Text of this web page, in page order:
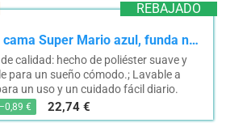
REBAJADO
Juego de cama Super Mario azul, funda nórdica de 140 x 200 cm + funda de almohada, 100% poliéster
calidad: hecho de poliéster suave y
para un sueño cómodo.; Lavable a
un uso y un cuidado fácil diario.
−0,89 € 22,74 €